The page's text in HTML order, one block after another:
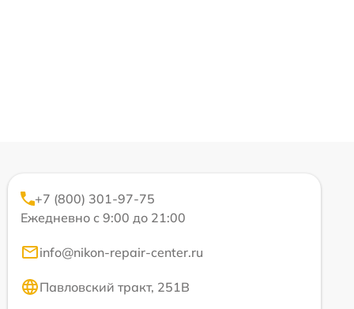
+7 (800) 301-97-75
Ежедневно с 9:00 до 21:00
info@nikon-repair-center.ru
Павловский тракт, 251В